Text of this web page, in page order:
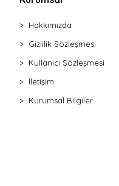
Hakkımızda
Gizlilik Sözleşmesi
Kullanıcı Sözleşmesi
İletişim
Kurumsal Bilgiler